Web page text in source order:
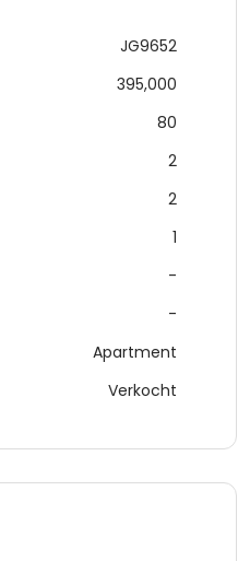
JG9652
395,000
80
2
2
1
-
-
Apartment
Verkocht